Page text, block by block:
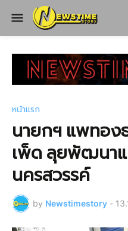
หน้าแรก
นายกฯ แพทอง
เพ็ด ลุยพัฒนาแ
นครสวรรค์
by Newstimestory -